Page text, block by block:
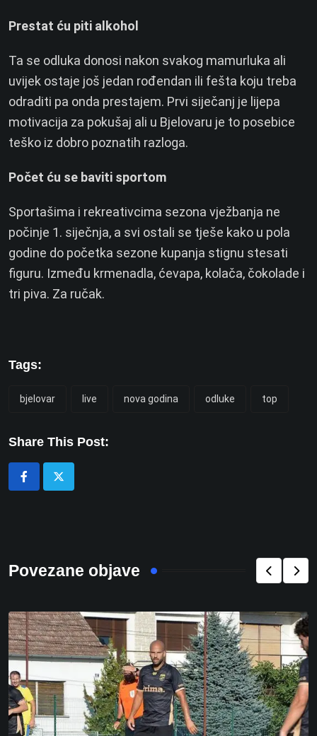
Prestat ću piti alkohol
Ta se odluka donosi nakon svakog mamurluka ali
uvijek ostaje još jedan rođendan ili fešta koju treba
odraditi pa onda prestajem. Prvi siječanj je lijepa
motivacija za pokušaj ali u Bjelovaru je to posebice
teško iz dobro poznatih razloga.
Počet ću se baviti sportom
Sportašima i rekreativcima sezona vježbanja ne
počinje 1. siječnja, a svi ostali se tješe kako u pola
godine do početka sezone kupanja stignu stesati
figuru. Između krmenadla, ćevapa, kolača, čokolade i
tri piva. Za ručak.
Tags:
bjelovar live nova godina odluke top
Share This Post:
Povezane objave